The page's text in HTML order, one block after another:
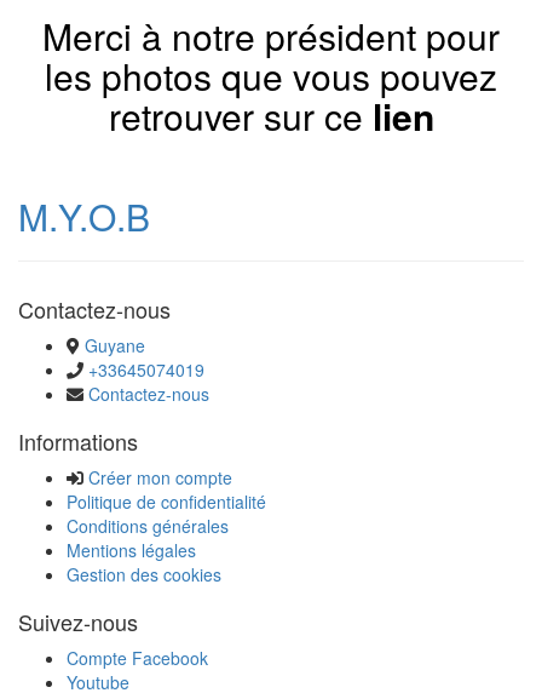
Merci à notre président pour
les photos que vous pouvez
retrouver sur ce lien
M.Y.O.B
Contactez-nous
Guyane
+33645074019
Contactez-nous
Informations
Créer mon compte
Politique de confidentialité
Conditions générales
Mentions légales
Gestion des cookies
Suivez-nous
Compte Facebook
Youtube